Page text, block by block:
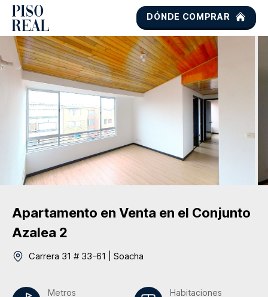
DÓNDE COMPRAR
Apartamento en Venta en el Conjunto
Azalea 2
Carrera 31 # 33-61 Soacha
Metros Habitaciones